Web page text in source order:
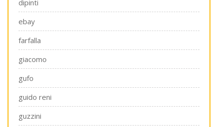
dipinti
ebay
farfalla
giacomo
gufo
guido reni
guzzini